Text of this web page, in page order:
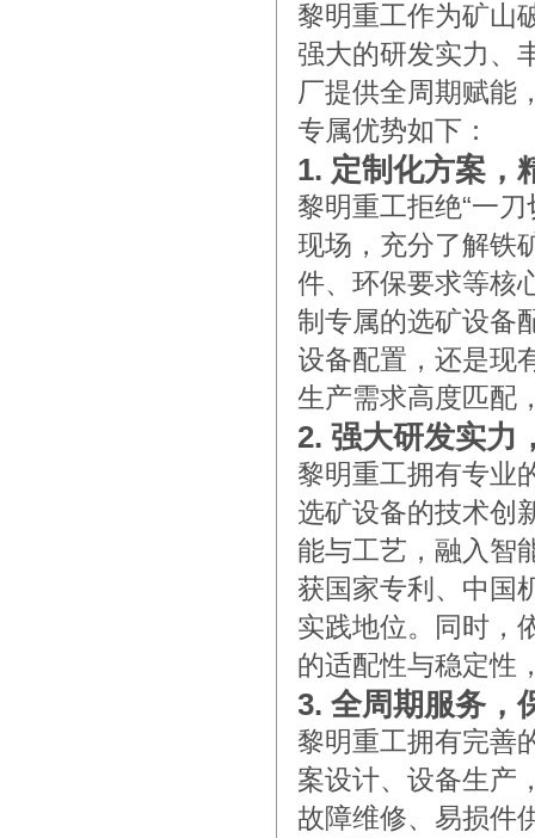
黎明重工作为矿山
强大的研发实力、
厂提供全周期赋能
专属优势如下：
1. 定制化方案，
黎明重工拒绝“一
现场，充分了解铁
件、环保要求等核
制专属的选矿设备
设备配置，还是现
生产需求高度匹配
2. 强大研发实力
黎明重工拥有专业
选矿设备的技术创
能与工艺，融入智
获国家专利、中国
实践地位。同时，
的适配性与稳定性
3. 全周期服务，
黎明重工拥有完善
案设计、设备生产
故障维修、易损件